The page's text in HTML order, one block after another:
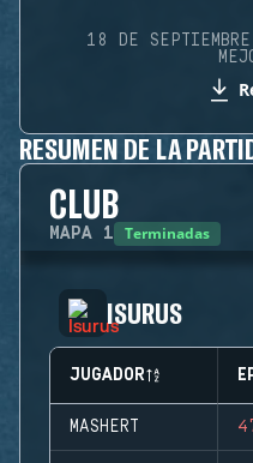
18 DE
RESUMEN DE LA
CLUB
MAPA 1 Terminadas
ISURUS
JUGADOR
MASHERT